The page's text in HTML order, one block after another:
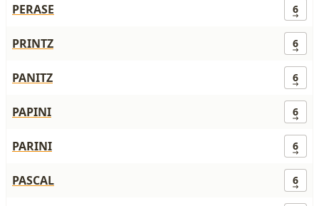
PERASE 6
PRINTZ 6
PANITZ 6
PAPINI 6
PARINI 6
PASCAL 6